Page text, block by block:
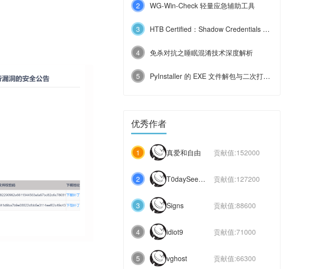
2 WG-Win-Check 轻量应急辅助工具
3 HTB Certified：Shadow Credentials 与 ESC9 的连环利用
4 免杀对抗之睡眠混淆技术深度解析
5 PyInstaller 的 EXE 文件解包与二次打包技术浅探
优秀作者
1 真爱和自由 贡献值:152000
2 T0daySeeker 贡献值:127200
3 Signs 贡献值:88600
4 idiot9 贡献值:71000
5 vghost 贡献值:66300